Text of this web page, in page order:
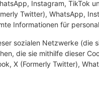
Instagram, TikTok
Twitter), WhatsApp,
Informationen für
sozialen Netzwerke (die
die sie mithilfe dieser
X (Formerly Twitter),